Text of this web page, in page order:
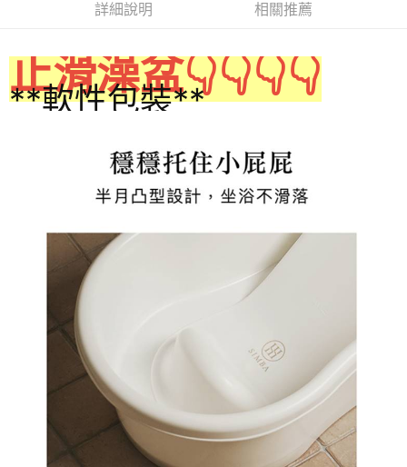
便利好安心！
１．簡單：不需註冊會員、不需綁卡、不需儲值。
２．便利：只要手機號碼，簡訊認證，即可結帳。
【「AFTEE先享後付」結帳流程】
１．於結帳方式選擇「AFTEE先享後付」後，將跳轉至「AFTEE先享後付」
２．訂單成立數日內，您將收到繳費通知簡訊。
ATM／網路銀行／等多元方式進行付款，方視為交易完成。
※ 請注意：結帳手續完成當下不需立刻繳費，但若您需要取消訂單，請聯絡
購買商品的店家。未經商家同意取消之訂單仍視為有效，需透過AFTEE先享
後付繳納相關費用。
※ 交易是否成功請以「AFTEE先享後付 」之結帳頁面顯示為準，若有關於
是否繳費成功／繳費後需取消欲退款等相關疑問，請聯繫「AFTEE先享後付
客戶支援中心」
【注意事項】
１．透過由恩沛科技股份有限公司提供之「AFTEE先享後付」服務完成之交
易，需依本服務之必要範圍內提供個人資料，並將交易相關給付款項請求債
權轉讓予恩沛科技股份有限公司。
２．關於個人資料處理事宜，請瀏覽以下網址：
https://aftee.tw/terms/#terms3
３．未成年的使用者請事先徵得法定代理人或監護人之同意方可使用
運送方式
詳細說明 相關推薦
止滑澡盆👇👇👇👇
**軟性包裝**